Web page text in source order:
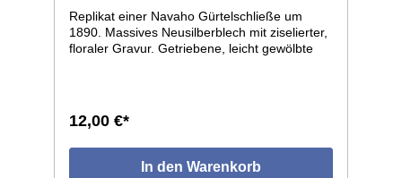
Replikat einer Navaho Gürtelschließe um
1890. Massives Neusilberblech mit ziselierter,
floraler Gravur. Getriebene, leicht gewölbte
Maße: ca.81x57mm, lichte Weite ca.18mm.
12,00 €*
In den Warenkorb